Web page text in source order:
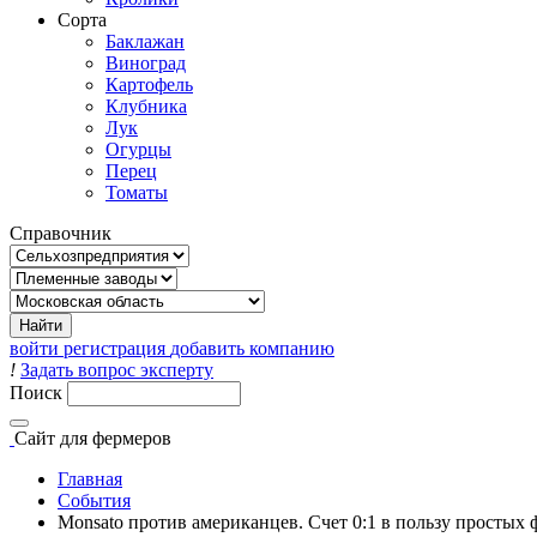
Сорта
Баклажан
Виноград
Картофель
Клубника
Лук
Огурцы
Перец
Томаты
Справочник
войти регистрация добавить компанию
! Задать вопрос эксперту
Поиск
Сайт для фермеров
Главная
События
Monsato против американцев. Счет 0:1 в пользу простых